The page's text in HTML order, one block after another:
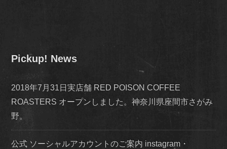
Pickup! News
2018年7月31日実店舗 RED POISON COFFEE
ROASTERS オープンしました。神奈川県座間市さがみ
野。
公式 ソーシャルアカウントのご案内 instagram・